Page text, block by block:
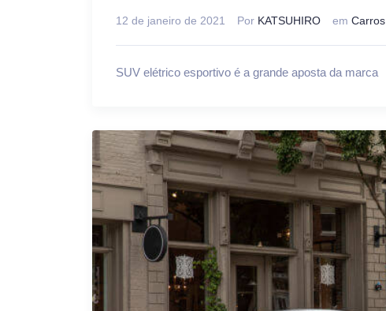
12 de janeiro de 2021 Por KATSUHIRO em Carros
SUV elétrico esportivo é a grande aposta da marca